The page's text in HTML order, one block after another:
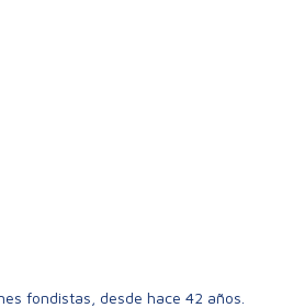
fondistas, desde hace 42 años.